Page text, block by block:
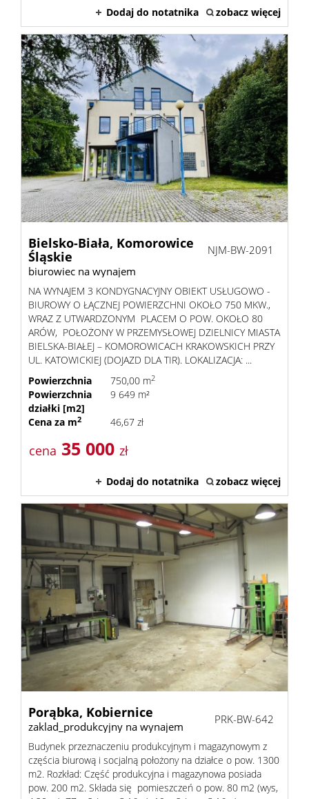
Dodaj do notatnika zobacz więcej
Bielsko-Biała, Komorowice
Śląskie
biurowiec na wynajem
NJM-BW-2091
NA WYNAJEM 3 KONDYGNACYJNY OBIEKT USŁUGOWO -
BIUROWY O ŁĄCZNEJ POWIERZCHNI OKOŁO 750 MKW.,
WRAZ Z UTWARDZONYM PLACEM O POW. OKOŁO 80
ARÓW, POŁOŻONY W PRZEMYSŁOWEJ DZIELNICY MIASTA
BIELSKA-BIAŁEJ – KOMOROWICACH KRAKOWSKICH PRZY
UL. KATOWICKIEJ (DOJAZD DLA TIR). LOKALIZACJA: ...
Powierzchnia
750,00 m2
Powierzchnia
działki [m2]
9 649 m²
Cena za m2 46,67 zł
cena 35 000 zł
Dodaj do notatnika zobacz więcej
Porąbka, Kobiernice
zaklad_produkcyjny na wynajem
PRK-BW-642
Budynek przeznaczeniu produkcyjnym i magazynowym z
częścia biurową i socjalną położony na działce o pow. 1300
m2. Rozkład: Część produkcyjna i magazynowa posiada
pow. 200 m2. Składa się pomieszczeń o pow. 80 m2 (wys,